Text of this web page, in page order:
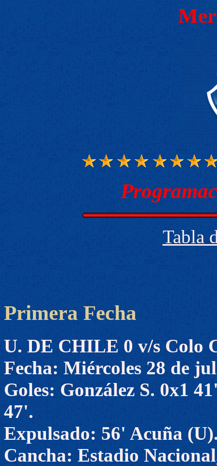
Tabla
Primera Fecha
U. DE CHILE 0 v/s Colo
Fecha: Miércoles 28 de
Goles: González S. 0x1
47'.
Expulsado: 56' Acuña
Cancha: Estadio